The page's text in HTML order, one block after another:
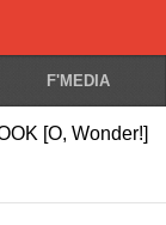
F'MEDIA
[O, Wonder!]